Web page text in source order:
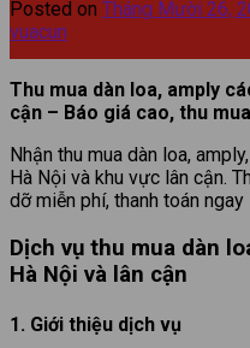
Posted on Tháng Mười 26,
vuacun
Thu mua dàn loa, amply
cận – Báo giá cao, thu
Nhận thu mua dàn loa,
Hà Nội và khu vực lân cận.
dỡ miễn phí, thanh toán
Dịch vụ thu mua dàn
Hà Nội và lân cận
1. Giới thiệu dịch vụ